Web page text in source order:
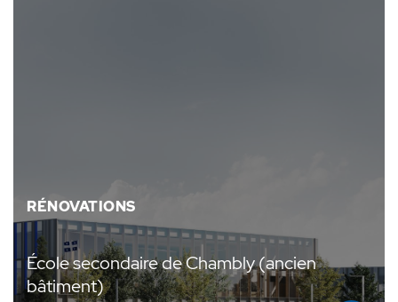
RÉNOVATIONS
École secondaire de Chambly (ancien
bâtiment)